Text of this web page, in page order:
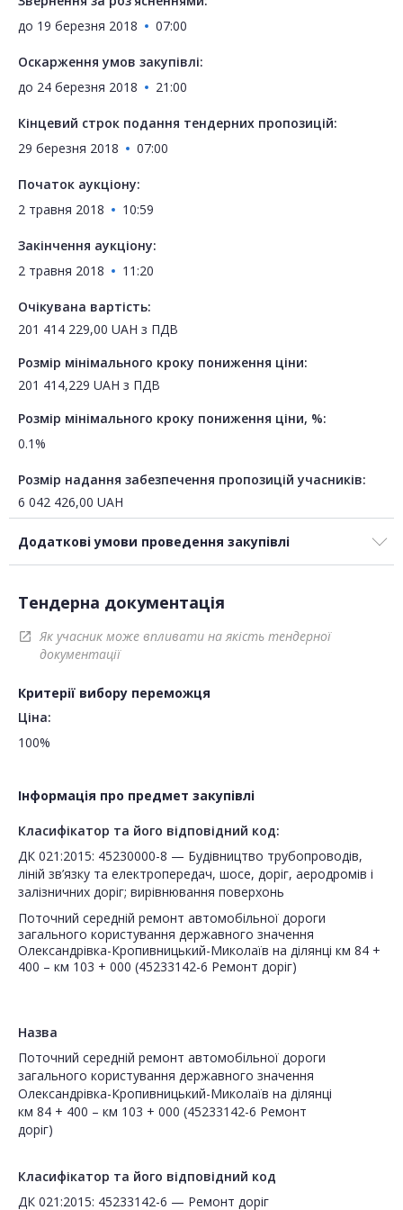
до 19 березня 2018 07:00
Оскарження умов закупівлі:
до 24 березня 2018 21:00
Кінцевий строк подання тендерних пропозицій:
29 березня 2018
07:00
Початок аукціону:
2 травня 2018
10:59
Закінчення аукціону:
2 травня 2018
11:20
Очікувана вартість:
201 414 229,00 UAH з ПДВ
Розмір мінімального кроку пониження ціни:
201 414,229 UAH з ПДВ
Розмір мінімального кроку пониження ціни, %:
0.1%
Розмір надання забезпечення пропозицій учасників:
6 042 426,00 UAH
Додаткові умови проведення закупівлі
Тендерна документація
open_in_new
Як учасник може впливати на якість тендерної
документації
Критерії вибору переможця
Ціна:
100%
Інформація про предмет закупівлі
Класифікатор та його відповідний код:
ДК 021:2015: 45230000-8 — Будівництво трубопроводів,
ліній зв’язку та електропередач, шосе, доріг, аеродромів і
залізничних доріг; вирівнювання поверхонь
Поточний середній ремонт автомобільної дороги
загального користування державного значення
Олександрівка-Кропивницький-Миколаїв на ділянці км 84 +
400 – км 103 + 000 (45233142-6 Ремонт доріг)
Назва
Поточний середній ремонт автомобільної дороги
загального користування державного значення
Олександрівка-Кропивницький-Миколаїв на ділянці
км 84 + 400 – км 103 + 000 (45233142-6 Ремонт
доріг)
Класифікатор та його відповідний код
ДК 021:2015: 45233142-6 — Ремонт доріг